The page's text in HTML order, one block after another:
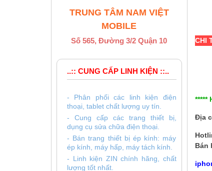
CHI
*****
Địa
Bán
TRUNG TÂM NAM VIỆT
MOBILE
Số 565, Đường 3/2 Quận 10
..:: CUNG CẤP LINH KIỆN ::..
- Phân phối các linh kiện điện
thoại, tablet chất lượng uy tín.
- Cung cấp các trang thiết bị,
dụng cụ sửa chữa điện thoại.
- Bán trang thiết bị ép kính: máy
ép kính, máy hấp, máy tách kính.
- Linh kiện ZIN chính hãng, chất
lượng tốt nhất.